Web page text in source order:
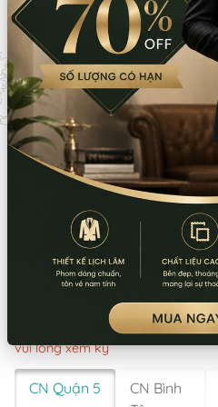
Mẹo thời
Blog thời
CHÍNH SÁCH
Chính sách
Chính sách
Chính sách bảo
Chính sách
Chính sách đổi
LƯU Ý: Thời gian làm việc các
vui lòng xem kỹ
CN Quận 5
CN Bình